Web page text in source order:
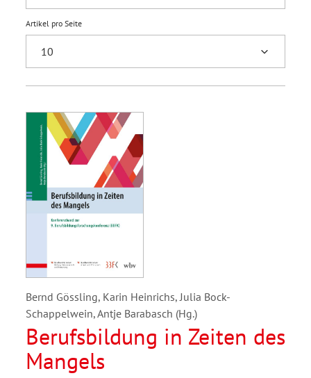
Artikel pro Seite
Bernd Gössling, Karin Heinrichs, Julia Bock-
Schappelwein, Antje Barabasch (Hg.)
Berufsbildung in Zeiten des
Mangels